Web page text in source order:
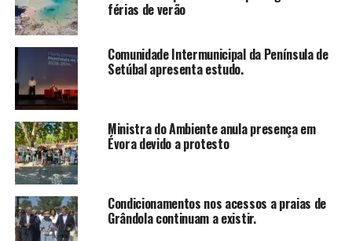
férias de verão
Comunidade Intermunicipal da Península de
Setúbal apresenta estudo.
Ministra do Ambiente anula presença em
Évora devido a protesto
Condicionamentos nos acessos a praias de
Grândola continuam a existir.